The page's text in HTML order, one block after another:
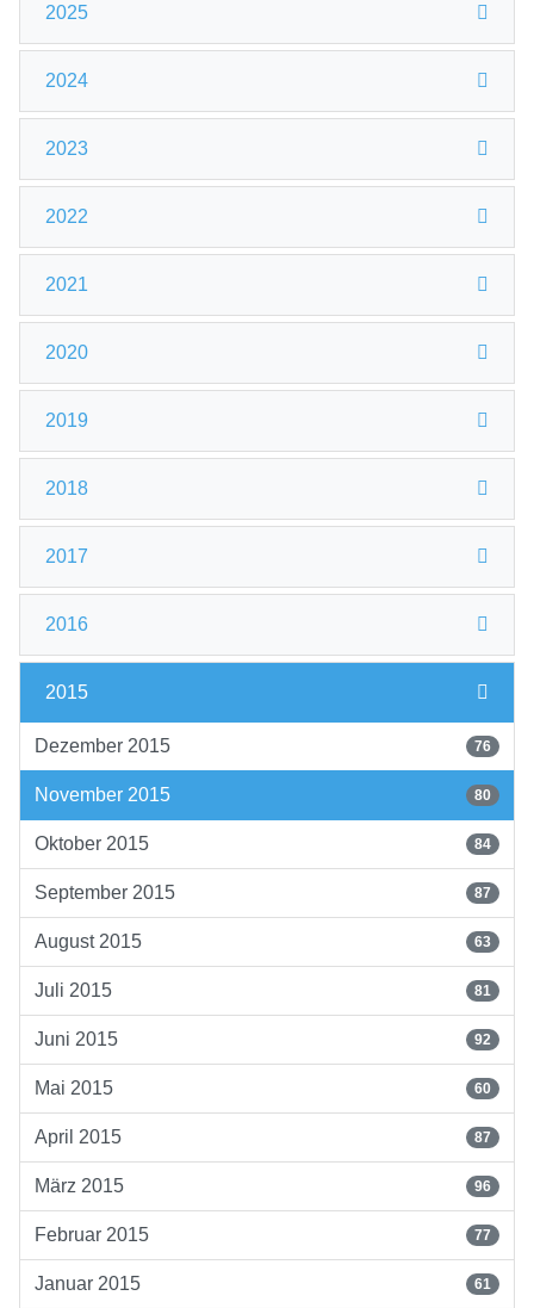
2025
2024
2023
2022
2021
2020
2019
2018
2017
2016
2015
Dezember 2015 76
November 2015 80
Oktober 2015 84
September 2015 87
August 2015 63
Juli 2015 81
Juni 2015 92
Mai 2015 60
April 2015 87
März 2015 96
Februar 2015 77
Januar 2015 61